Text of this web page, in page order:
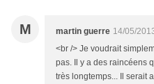
M martin guerre 14/05/
<br /> Je voudrait
pas. Il y a des raincéens
très longtemps... Il serait